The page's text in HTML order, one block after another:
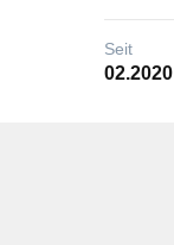
Seit
02.2020